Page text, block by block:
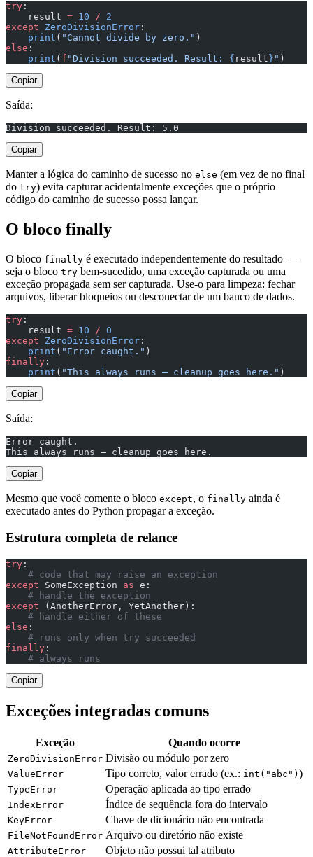
try :
    result
= 10 / 2
except ZeroDivisionError :
    print
( "Cannot divide by zero." )
else :
    print
( f "Division succeeded. Result: { result } " )
Copiar
Saída:
Division succeeded. Result: 5.0
Copiar
Manter a lógica do caminho de sucesso no else (em vez de no final
do try) evita capturar acidentalmente exceções que o próprio
código do caminho de sucesso possa lançar.
O bloco finally
O bloco finally é executado independentemente do resultado —
seja o bloco try bem-sucedido, uma exceção capturada ou uma
exceção propagada sem ser capturada. Use-o para limpeza: fechar
arquivos, liberar bloqueios ou desconectar de um banco de dados.
try :
    result
= 10 / 0
except ZeroDivisionError :
    print
( "Error caught." )
finally :
    print
( "This always runs — cleanup goes here." )
Copiar
Saída:
Error caught.
This always runs — cleanup goes here.
Copiar
Mesmo que você comente o bloco except, o finally ainda é
executado antes do Python propagar a exceção.
Estrutura completa de relance
try :
    # code that may raise an exception
except SomeException as e:
    # handle the exception
except (AnotherError, YetAnother):
    # handle either of these
else :
    # runs only when try succeeded
finally :
    # always runs
Copiar
Exceções integradas comuns
Exceção Quando ocorre
ZeroDivisionError Divisão ou módulo por zero
ValueError Tipo correto, valor errado (ex.: int("abc") )
TypeError Operação aplicada ao tipo errado
IndexError Índice de sequência fora do intervalo
KeyError Chave de dicionário não encontrada
FileNotFoundError Arquivo ou diretório não existe
AttributeError Objeto não possui tal atributo